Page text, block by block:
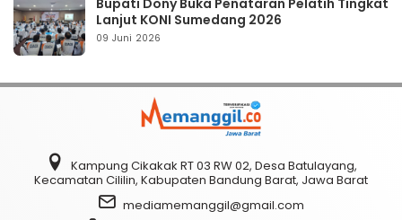
Lanjut KONI Sumedang 2026
09 Juni 2026
Kampung Cikakak RT 03 RW 02, Desa Batulayang,
Kecamatan Cililin, Kabupaten Bandung Barat, Jawa Barat
mediamemanggil@gmail.com